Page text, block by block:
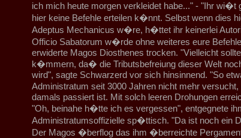
ich mich heute morgen verkleidet habe..." - "Ihr wi�t
hier keine Befehle erteilen k�nnt. Selbst wenn dies
Adeptus Mechanicus w�re, h�ttet ihr keinerlei
Officio Sabatorum w�rde ohne weiteres eure
erwiderte Magos Diosthenes trocken. "Vielleicht
k�mmern, da� die Tributsbefreiung dieser Welt
wird", sagte Schwarzerd vor sich hinsinnend. "So
Administratum seit 3000 Jahren nicht mehr
damals passiert ist. Mit solch leeren Drohungen
"Oh, beinahe h�tte ich es vergessen", entgegnete
Administratumsoffizielle sp�ttisch. "Da ist noch ein
Der Magos �berflog das ihm �berreichte